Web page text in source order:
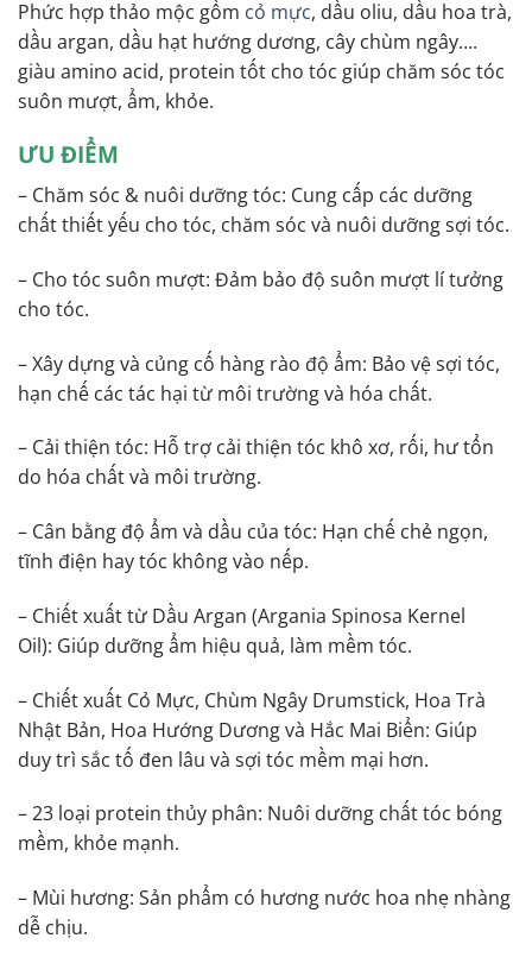
Phức hợp thảo mộc gồm cỏ mực, dầu oliu, dầu hoa trà,
dầu argan, dầu hạt hướng dương, cây chùm ngây….
giàu amino acid, protein tốt cho tóc giúp chăm sóc tóc
suôn mượt, ẩm, khỏe.
ƯU ĐIỂM
– Chăm sóc & nuôi dưỡng tóc: Cung cấp các dưỡng
chất thiết yếu cho tóc, chăm sóc và nuôi dưỡng sợi tóc.
– Cho tóc suôn mượt: Đảm bảo độ suôn mượt lí tưởng
cho tóc.
– Xây dựng và củng cố hàng rào độ ẩm: Bảo vệ sợi tóc,
hạn chế các tác hại từ môi trường và hóa chất.
– Cải thiện tóc: Hỗ trợ cải thiện tóc khô xơ, rối, hư tổn
do hóa chất và môi trường.
– Cân bằng độ ẩm và dầu của tóc: Hạn chế chẻ ngọn,
tĩnh điện hay tóc không vào nếp.
– Chiết xuất từ Dầu Argan (Argania Spinosa Kernel
Oil): Giúp dưỡng ẩm hiệu quả, làm mềm tóc.
– Chiết xuất Cỏ Mực, Chùm Ngây Drumstick, Hoa Trà
Nhật Bản, Hoa Hướng Dương và Hắc Mai Biển: Giúp
duy trì sắc tố đen lâu và sợi tóc mềm mại hơn.
– 23 loại protein thủy phân: Nuôi dưỡng chất tóc bóng
mềm, khỏe mạnh.
– Mùi hương: Sản phẩm có hương nước hoa nhẹ nhàng
dễ chịu.